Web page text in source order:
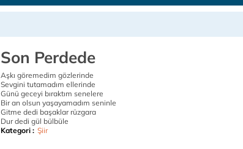
Son Perdede
Aşkı göremedim gözlerinde
Sevgini tutamadım ellerinde
Günü geceyi bıraktım senelere
Bir an olsun yaşayamadım seninle
Gitme dedi başaklar rüzgara
Dur dedi gül bülbüle
Kategori : Şiir